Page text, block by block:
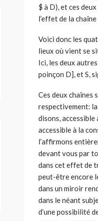
$ à D), et ces
l’effet de la
Voici donc les
lieux où vient se
Ici, les deux
poinçon D], et S,
Ces deux chaînes
respectivement:
disons, accessible
accessible à la
l’affirmons
devant vous par
dans cet effet de
peut-être encore
dans un miroir
dans le néant
d’une possibilité